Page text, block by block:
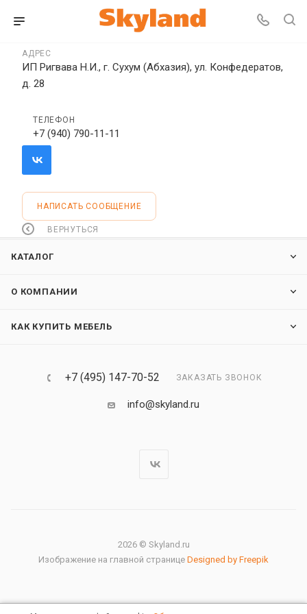
АДРЕС
ИП Ригвава Н.И., г. Сухум (Абхазия), ул. Конфедератов,
д. 28
ТЕЛЕФОН
+7 (940) 790-11-11
НАПИСАТЬ СООБЩЕНИЕ
ВЕРНУТЬСЯ
КАТАЛОГ
О КОМПАНИИ
КАК КУПИТЬ МЕБЕЛЬ
+7 (495) 147-70-52 ЗАКАЗАТЬ ЗВОНОК
info@skyland.ru
2026 © Skyland.ru
Изображение на главной странице Designed by Freepik